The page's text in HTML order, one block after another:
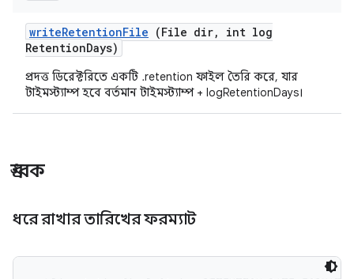
writeRetentionFile (File dir,
int log
RetentionDays)
প্রদত্ত ডিরেক্টরিতে একটি .retention ফাইল তৈরি করে, যার
টাইমস্ট্যাম্প হবে বর্তমান টাইমস্ট্যাম্প + logRetentionDays।
ধ্রুবক
ধরে রাখার তারিখের ফরম্যাট